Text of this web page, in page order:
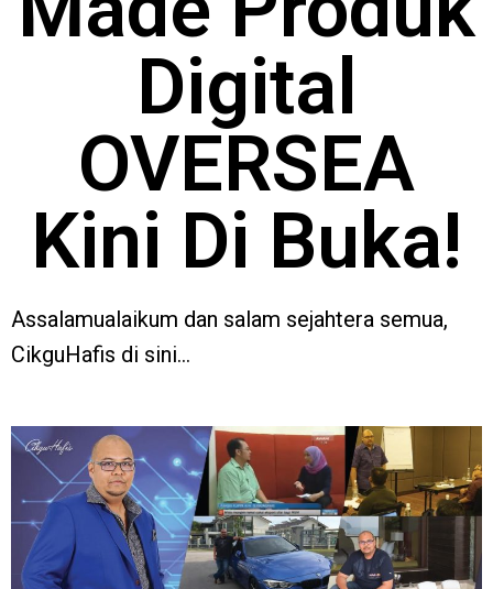
Digital
OVERSEA
Kini Di Buka!
Assalamualaikum dan salam sejahtera semua,
CikguHafis di sini…